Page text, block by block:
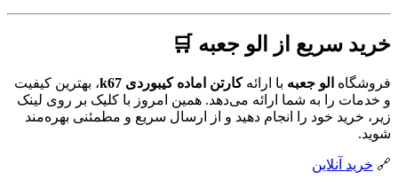
خرید سریع از الو جعبه 🛒
فروشگاه الو جعبه با ارائهکارتن اماده کیبوردی k67
، بهترین کیفیت
و خدمات را به شما ارائه می‌دهد. همین امروز با کلیک بر روی لینک
زیر، خرید خود را انجام دهید و از ارسال سریع و مطمئنی بهره‌مند
شوید.
🔗 خرید آنلاین